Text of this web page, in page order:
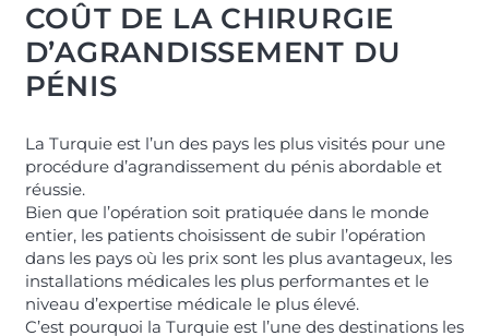
COÛT DE LA CHIRURGIE
D’AGRANDISSEMENT DU
PÉNIS
La Turquie est l’un des pays les plus visités pour une
procédure d’agrandissement du pénis abordable et
réussie.
Bien que l’opération soit pratiquée dans le monde
entier, les patients choisissent de subir l’opération
dans les pays où les prix sont les plus avantageux, les
installations médicales les plus performantes et le
niveau d’expertise médicale le plus élevé.
C’est pourquoi la Turquie est l’une des destinations les